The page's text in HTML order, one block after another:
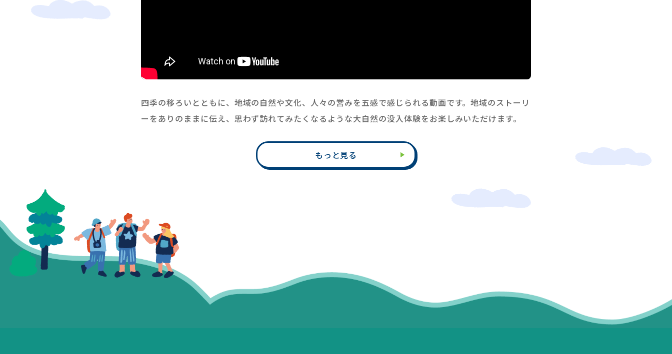
四季の移ろいとともに、地域の自然や文化、人々の営みを五感で感じられる動画です。地域のストーリ
ーをありのままに伝え、思わず訪れてみたくなるような大自然の没入体験をお楽しみいただけます。
もっと見る